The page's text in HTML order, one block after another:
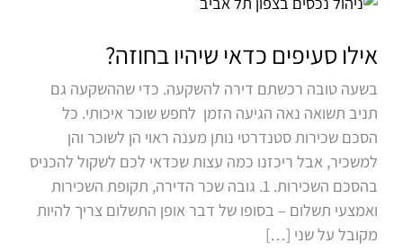
אילו סעיפים כדאי שיהיו בחוזה?
בשעה טובה רכשתם דירה להשקעה. כדי שההשקעה גם
תניב תשואה נאה הגיעה הזמן לחפש שוכר איכותי. כל
הסכם שכירות סטנדרטי נותן מענה ראוי הן לשוכר והן
למשכיר, אבל ריכזנו כמה עצות שכדאי לכם לשקול להכניס
בהסכם השכירות. 1. גובה שכר הדירה, תקופת השכירות
ואמצעי תשלום – בסופו של דבר אופן התשלום צריך להיות
מקובל על שני […]
כדאי
בחוזה?